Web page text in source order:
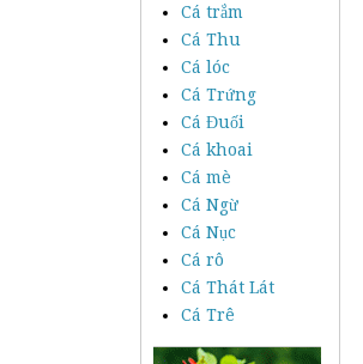
Cá trắm
Cá Thu
Cá lóc
Cá Trứng
Cá Đuối
Cá khoai
Cá mè
Cá Ngừ
Cá Nục
Cá rô
Cá Thát Lát
Cá Trê